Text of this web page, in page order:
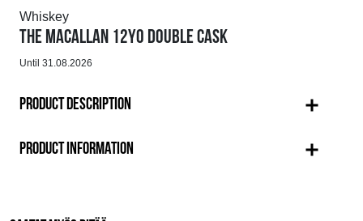
Whiskey
THE MACALLAN 12YO DOUBLE CASK
Until 31.08.2026
PRODUCT DESCRIPTION
PRODUCT INFORMATION